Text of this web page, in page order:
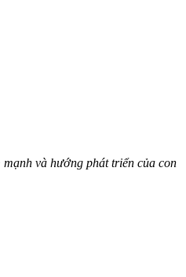
và hướng phát triển của con